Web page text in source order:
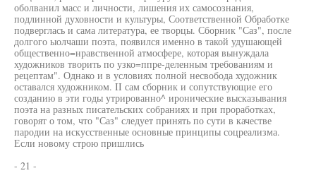
оболванил масс и личности, лишения их самосознания,
подлинной духовности и культуры, Соответственной Обработке
подверглась и сама литература, ее творцы. Сборник "Саз", после
долгого ыолчаши поэта, появился именно в такой удушающей
общественно=нравственной атмосфере, которая вынуждала
художников творить по узко=ппре-деленным требованиям и
рецептам". Однако и в условиях полной несвобода художник
оставался художником. II сам сборник и сопутствующие его
созданию в эти годы утрированно^ иронические высказывания
поэта на разных писательских собраниях и при проработках,
говорят о том, что "Саз" следует принять по сути в качестве
пародии на искусственные основные принципы соцреализма.
Если новому строю пришлись
- 21 -